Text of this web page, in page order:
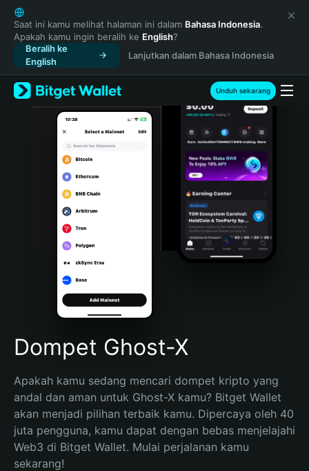
English
日本語
Tiếng Việt
Русский
Español (Latinoamérica)
Türkçe
Italiano
Português (Portugal)
Bahasa Indonesia
Português (Brasil)
Español (Argentina)
Saat ini kamu melihat halaman ini dalam Bahasa Indonesia.
Apakah kamu ingin beralih ke English?
Beralih ke
English
Lanjutkan dalam Bahasa Indonesia
Unduh sekarang
Dompet Ghost-X
Apakah kamu sedang mencari dompet kripto yang
andal dan aman untuk Ghost-X kamu? Bitget Wallet
akan menjadi pilihan terbaik kamu. Dipercaya oleh 40
juta pengguna, kamu dapat dengan bebas menjelajahi
Web3 di Bitget Wallet. Mulai perjalanan kamu
sekarang!